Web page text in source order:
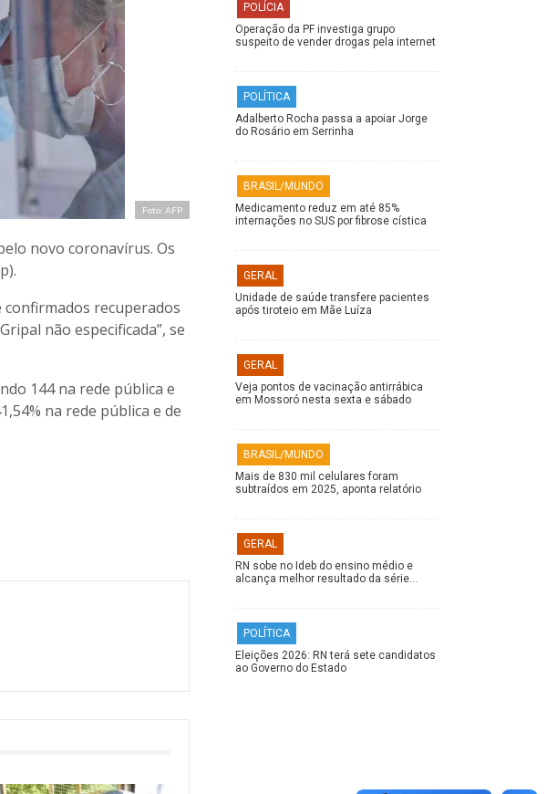
Foto: AFP
novo coronavírus. Os
confirmados recuperados
não especificada”, se
144 na rede pública e
na rede pública e de
POLÍCIA
Operação da PF investiga grupo
suspeito de vender drogas pela internet
POLÍTICA
Adalberto Rocha passa a apoiar Jorge
do Rosário em Serrinha
BRASIL/MUNDO
Medicamento reduz em até 85%
internações no SUS por fibrose cística
GERAL
Unidade de saúde transfere pacientes
após tiroteio em Mãe Luíza
GERAL
Veja pontos de vacinação antirrábica
em Mossoró nesta sexta e sábado
BRASIL/MUNDO
Mais de 830 mil celulares foram
subtraídos em 2025, aponta relatório
GERAL
RN sobe no Ideb do ensino médio e
alcança melhor resultado da série…
POLÍTICA
Eleições 2026: RN terá sete candidatos
ao Governo do Estado